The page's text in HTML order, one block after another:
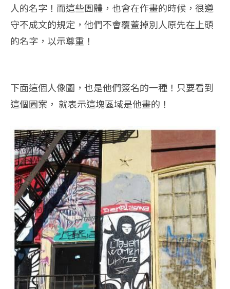
人的名字！而這些團體，也會在作畫的時候，很遵
守不成文的規定，他們不會覆蓋掉別人原先在上頭
的名字，以示尊重！
下面這個人像圖，也是他們簽名的一種！只要看到
這個圖案， 就表示這塊區域是他畫的！